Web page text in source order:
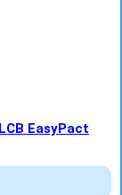
EasyPact